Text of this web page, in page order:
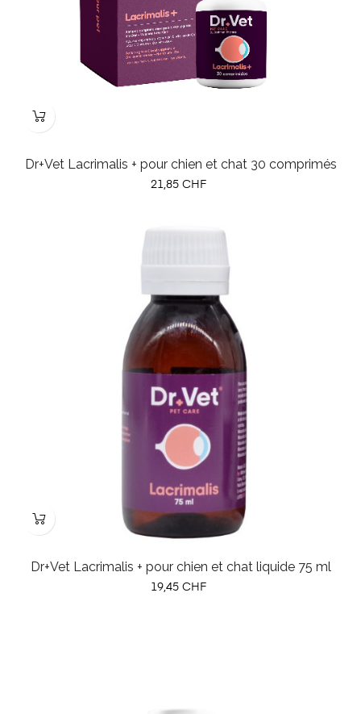
Dr+Vet Lacrimalis + pour chien et chat 30 comprimés
Prix
21,85 CHF
Dr+Vet Lacrimalis + pour chien et chat liquide 75 ml
Prix
19,45 CHF